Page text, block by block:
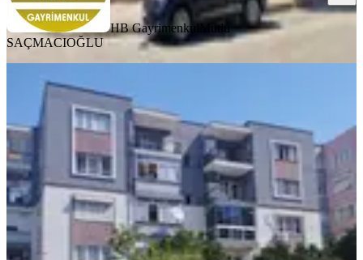
HB Gayrimenkul
Mutlu
SAÇMACIOĞLU
Daire,cumhuriyet'de Doğalgazlı,cadde
Üzeri
Efeler, Cumhuriyet Mahallesi
3+1
100 m²·2. Kat·05.08.2026
25.000 ₺